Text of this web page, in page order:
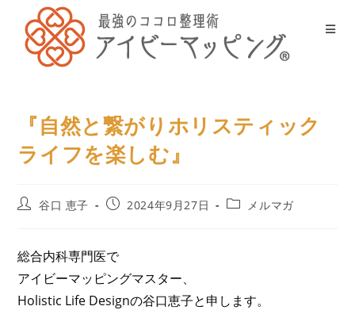
『自然と繋がりホリスティック
ライフを楽しむ』
谷口 恵子 2024年9月27日 メルマガ
総合内科専門医で
アイビーマッピングマスター、
Holistic Life Designの谷口恵子と申します。